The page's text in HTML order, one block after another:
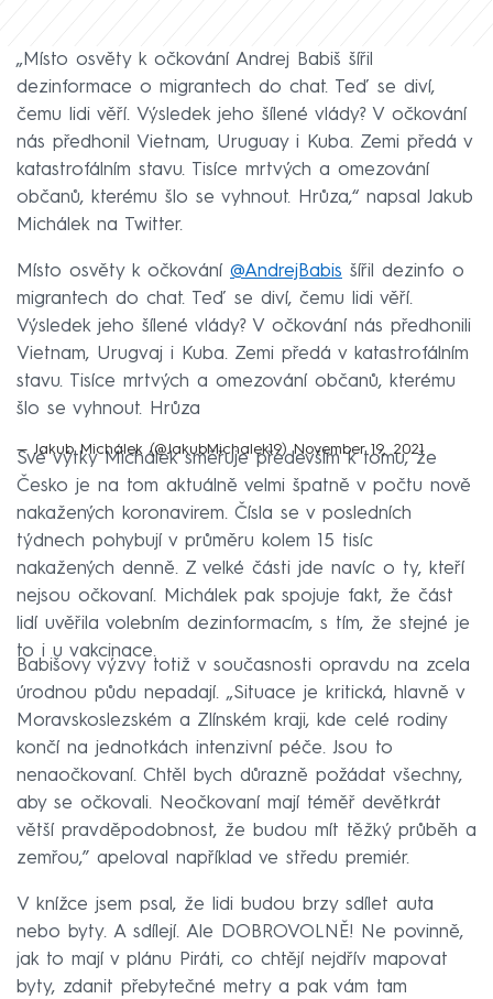
„Místo osvěty k očkování Andrej Babiš šířil
dezinformace o migrantech do chat. Teď se diví,
čemu lidi věří. Výsledek jeho šílené vlády? V očkování
nás předhonil Vietnam, Uruguay i Kuba. Zemi předá v
katastrofálním stavu. Tisíce mrtvých a omezování
občanů, kterému šlo se vyhnout. Hrůza,“ napsal Jakub
Michálek na Twitter.
Místo osvěty k očkování @AndrejBabis šířil dezinfo o
migrantech do chat. Teď se diví, čemu lidi věří.
Výsledek jeho šílené vlády? V očkování nás předhonili
Vietnam, Urugvaj i Kuba. Zemi předá v katastrofálním
stavu. Tisíce mrtvých a omezování občanů, kterému
šlo se vyhnout. Hrůza
— Jakub Michálek (@JakubMichalek19)November 19, 2021
Své výtky Michálek směřuje především k tomu, že
Česko je na tom aktuálně velmi špatně v počtu nově
nakažených koronavirem. Čísla se v posledních
týdnech pohybují v průměru kolem 15 tisíc
nakažených denně. Z velké části jde navíc o ty, kteří
nejsou očkovaní. Michálek pak spojuje fakt, že část
lidí uvěřila volebním dezinformacím, s tím, že stejné je
to i u vakcinace.
Babišovy výzvy totiž v současnosti opravdu na zcela
úrodnou půdu nepadají. „Situace je kritická, hlavně v
Moravskoslezském a Zlínském kraji, kde celé rodiny
končí na jednotkách intenzivní péče. Jsou to
nenaočkovaní. Chtěl bych důrazně požádat všechny,
aby se očkovali. Neočkovaní mají téměř devětkrát
větší pravděpodobnost, že budou mít těžký průběh a
zemřou,” apeloval například ve středu premiér.
V knížce jsem psal, že lidi budou brzy sdílet auta
nebo byty. A sdílejí. Ale DOBROVOLNĚ! Ne povinně,
jak to mají v plánu Piráti, co chtějí nejdřív mapovat
byty, zdanit přebytečné metry a pak vám tam